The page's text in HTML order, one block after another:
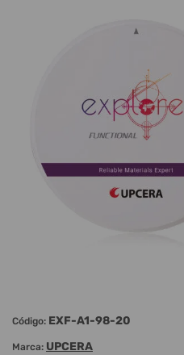
Código: EXF-A1-98-20
Marca: UPCERA